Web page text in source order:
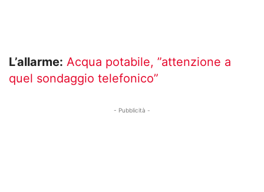
L’allarme: Acqua potabile, ”attenzione a
quel sondaggio telefonico”
- Pubblicità -